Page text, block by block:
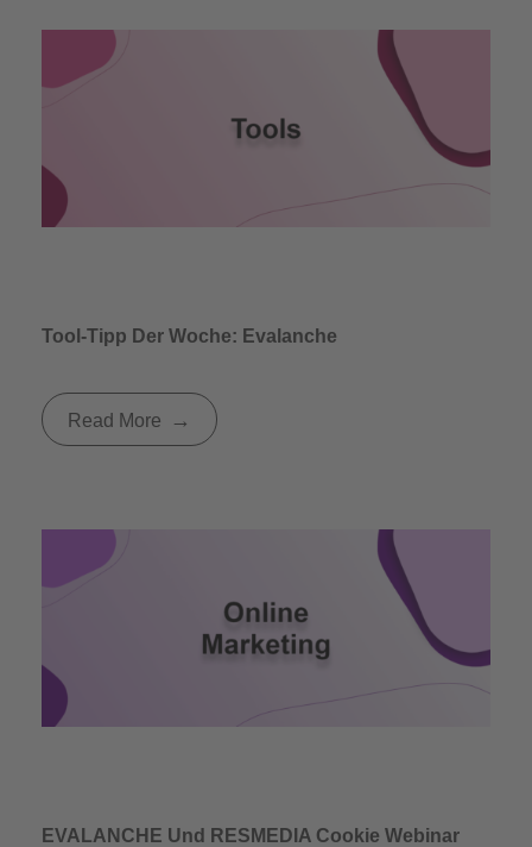
Tool-Tipp Der Woche: Evalanche
Read More
EVALANCHE Und RESMEDIA Cookie Webinar